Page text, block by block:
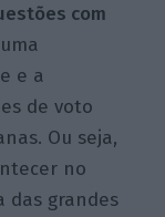
com
e a
de voto
Ou seja,
no
das grandes